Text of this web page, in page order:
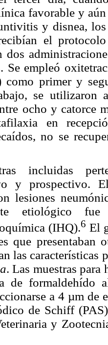
favorable y
y disnea,
el
dos
Se empleó
primer y
se utilizaron
ocho y catorce
en
no se
incluidas
y prospectivo.
lesiones
etiológico fue
(IHQ).6 El
que presentaban
las características
. Las muestras
de formaldehído
a 4 µm
de Schiff
y